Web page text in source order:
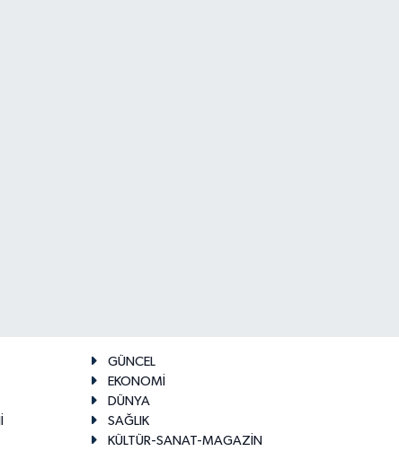
GÜNCEL
EKONOMİ
DÜNYA
SAĞLIK
KÜLTÜR-SANAT-MAGAZİN